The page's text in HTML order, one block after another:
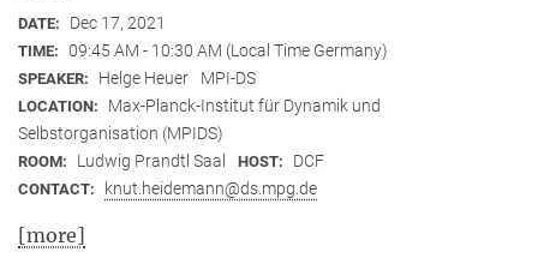
DATE: Dec 17, 2021
TIME: 09:45 AM - 10:30 AM (Local Time Germany)
SPEAKER: Helge Heuer MPI-DS
LOCATION:
Max-Planck-Institut für Dynamik und
Selbstorganisation (MPIDS)
ROOM: Ludwig Prandtl Saal HOST: DCF
CONTACT: knut.heidemann@ds.mpg.de
[more]